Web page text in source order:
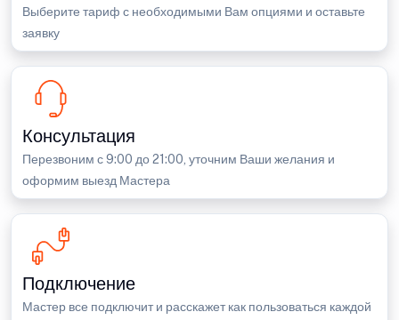
Выберите тариф с необходимыми Вам опциями и оставьте
заявку
Консультация
Перезвоним с 9:00 до 21:00, уточним Ваши желания и
оформим выезд Мастера
Подключение
Мастер все подключит и расскажет как пользоваться каждой